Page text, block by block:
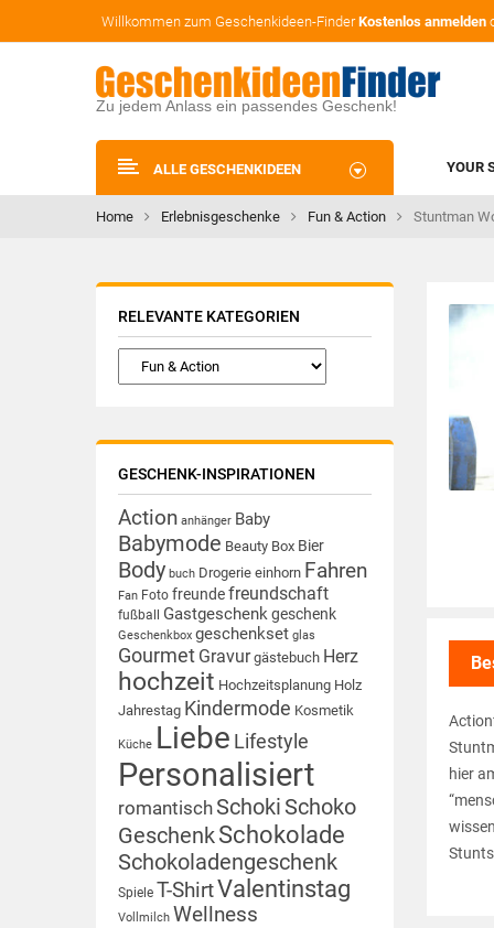
Willkommen zum Geschenkideen-FinderKostenlos anmelden
Zu jedem Anlass ein passendes Geschenk!
ALLE GESCHENKIDEEN YOUR
Home Erlebnisgeschenke Fun & Action Stuntman
RELEVANTE KATEGORIEN
GESCHENK-INSPIRATIONEN
Action anhänger Baby
Babymode Beauty Box Bier
Body buch Drogerie einhorn Fahren
Fan Foto freundefreundschaft
fußball Gastgeschenkgeschenk
Geschenkbox geschenkset glas
Gourmet Gravur gästebuch Herz
hochzeit Hochzeitsplanung Holz
Jahrestag Kindermode Kosmetik
Küche Liebe Lifestyle
Personalisiert
romantisch Schoki Schoko
GeschenkSchokolade
Schokoladengeschenk
Spiele T-ShirtValentinstag
Vollmilch Wellness
hier